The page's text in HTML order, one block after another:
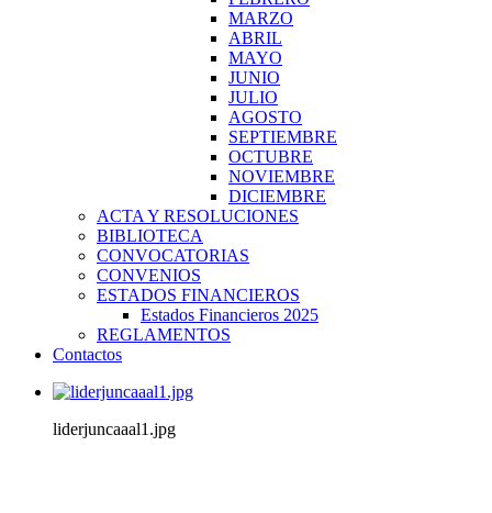
MARZO
ABRIL
MAYO
JUNIO
JULIO
AGOSTO
SEPTIEMBRE
OCTUBRE
NOVIEMBRE
DICIEMBRE
ACTA Y RESOLUCIONES
BIBLIOTECA
CONVOCATORIAS
CONVENIOS
ESTADOS FINANCIEROS
Estados Financieros 2025
REGLAMENTOS
Contactos
liderjuncaaal1.jpg